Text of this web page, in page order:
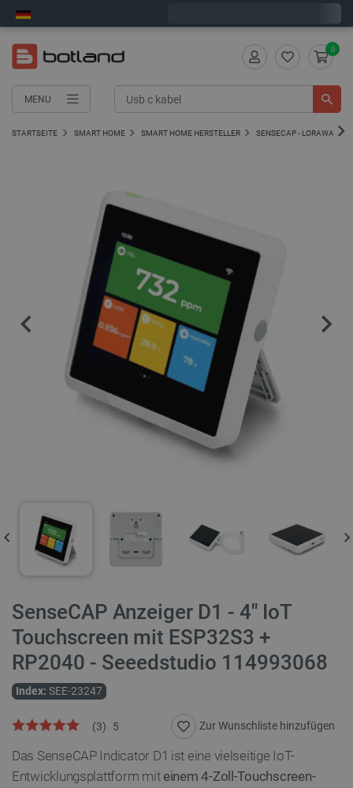
MENU
0
STARTSEITE SMART HOME SMART HOME HERSTELLER SENSECAP - LORAWAN-
SenseCAP Anzeiger D1 - 4'' IoT
Touchscreen mit ESP32S3 +
RP2040 - Seeedstudio 114993068
Index: SEE-23247
5
(3) Zur Wunschliste hinzufügen
Das SenseCAP Indicator D1 ist eine vielseitige IoT-
Entwicklungsplattform mit einem 4-Zoll-Touchscreen-